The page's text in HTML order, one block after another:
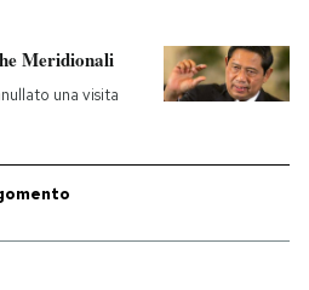
Ok Boomer!
Media
Meridionali
una visita